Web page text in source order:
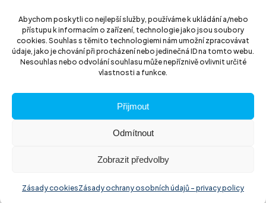
Abychom poskytli co nejlepší služby, používáme k ukládání a/nebo
přístupu k informacím o zařízení, technologie jako jsou soubory
cookies. Souhlas s těmito technologiemi nám umožní zpracovávat
údaje, jako je chování při procházení nebo jedinečná ID na tomto webu.
Nesouhlas nebo odvolání souhlasu může nepříznivě ovlivnit určité
vlastnosti a funkce.
Přijmout
Odmítnout
Zobrazit předvolby
Zásady cookiesZásady ochrany osobních údajů – privacy policy
130 52 Praha3
Czech Republic
IČ: 14889811
© 2026 ITS akciová společnost